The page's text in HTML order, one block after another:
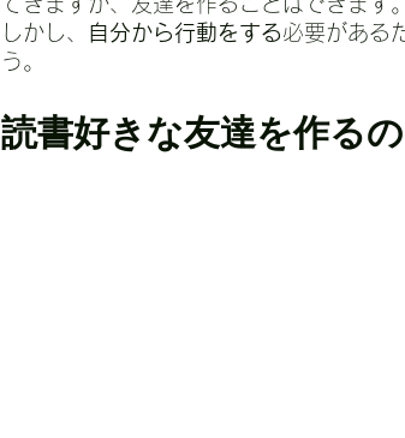
しかし、
自分から行動をする必要がある
う。
読書好きな友達を作る